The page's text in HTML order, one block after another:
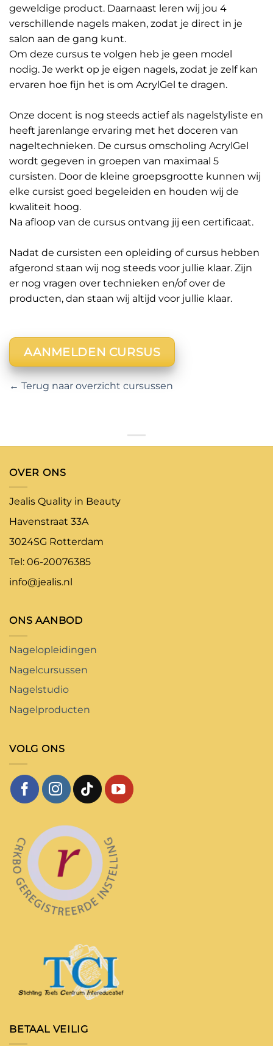
geweldige product. Daarnaast leren wij jou 4
verschillende nagels maken, zodat je direct in je
salon aan de gang kunt.
Om deze cursus te volgen heb je geen model
nodig. Je werkt op je eigen nagels, zodat je zelf kan
ervaren hoe fijn het is om AcrylGel te dragen.
Onze docent is nog steeds actief als nagelstyliste en
heeft jarenlange ervaring met het doceren van
nageltechnieken. De cursus omscholing AcrylGel
wordt gegeven in groepen van maximaal 5
cursisten. Door de kleine groepsgrootte kunnen wij
elke cursist goed begeleiden en houden wij de
kwaliteit hoog.
Na afloop van de cursus ontvang jij een certificaat.
Nadat de cursisten een opleiding of cursus hebben
afgerond staan wij nog steeds voor jullie klaar. Zijn
er nog vragen over technieken en/of over de
producten, dan staan wij altijd voor jullie klaar.
AANMELDEN CURSUS
← Terug naar overzicht cursussen
OVER ONS
Jealis Quality in Beauty
Havenstraat 33A
3024SG Rotterdam
Tel: 06-20076385
info@jealis.nl
ONS AANBOD
Nagelopleidingen
Nagelcursussen
Nagelstudio
Nagelproducten
VOLG ONS
BETAAL VEILIG